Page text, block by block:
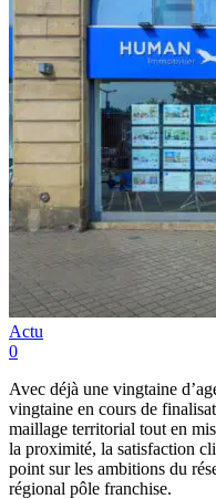
Actu
0
Avec déjà une vingtaine
vingtaine en cours de
maillage territorial tout en
la proximité, la satisfaction
point sur les ambitions du
régional pôle franchise.